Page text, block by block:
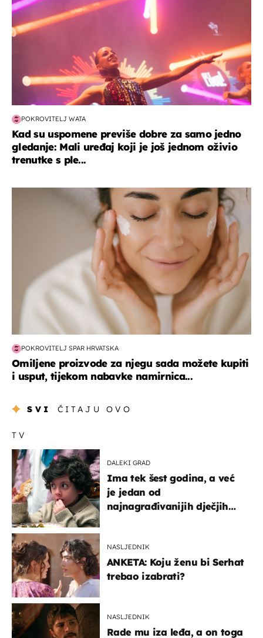
POKROVITELJ WATA
Kad su uspomene previše dobre za samo jedno
gledanje: Mali uređaj koji je još jednom oživio
trenutke s ple...
moda & ljepota
POKROVITELJ SPAR HRVATSKA
Omiljene proizvode za njegu sada možete kupiti
i usput, tijekom nabavke namirnica...
SVI ČITAJU OVO
TV
DALEKI GRAD
Ima tek šest godina, a već
je jedan od
najnagrađivanijih dječjih
NASLJEDNIK
ANKETA: Koju ženu bi Serhat
trebao izabrati?
NASLJEDNIK
Rade mu iza leđa, a on toga